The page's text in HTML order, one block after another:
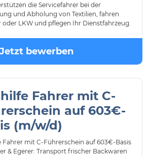
die Servicefahrer bei der
und Abholung von Textilien, fahren
oder LKW und pflegen Ihr Dienstfahrzeug.
Jetzt bewerben
Fahrer mit C-
auf 603€-
(m/w/d)
Fahrer mit C-Führerschein auf 603€-Basis
& Egerer: Transport frischer Backwaren